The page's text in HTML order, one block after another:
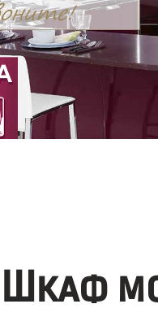
Шкаф